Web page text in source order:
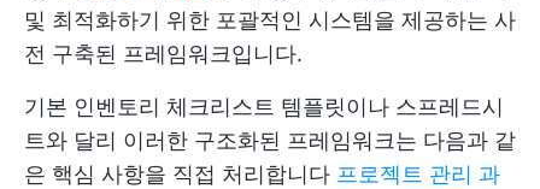
및 최적화하기 위한 포괄적인 시스템을 제공하는 사
전 구축된 프레임워크입니다.
기본 인벤토리 체크리스트 템플릿이나 스프레드시
트와 달리 이러한 구조화된 프레임워크는 다음과 같
은 핵심 사항을 직접 처리합니다 프로젝트 관리 과